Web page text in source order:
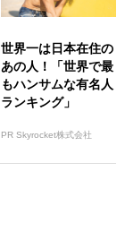
世界一は日本在住の
あの人！「世界で最
もハンサムな有名人
ランキング」
PR Skyrocket株式会社